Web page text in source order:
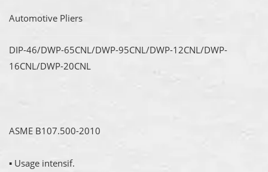
Automotive Pliers
DIP-46/DWP-65CNL/DWP-95CNL/DWP-12CNL/DWP-
16CNL/DWP-20CNL
ASME B107.500-2010
▪ Usage intensif.